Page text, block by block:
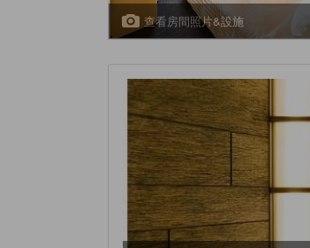
查看房間照片&設施